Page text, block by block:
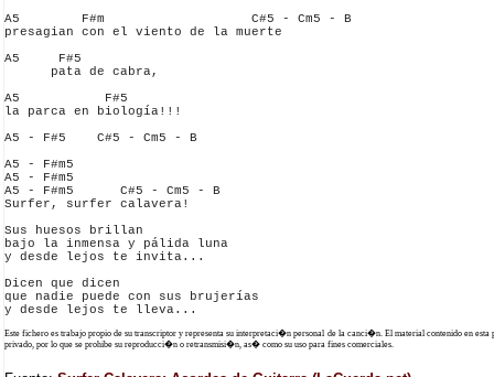
A5        F#m                   C#5 - Cm5 - B
presagian con el viento de la muerte
A5     F#5
      pata de cabra,
A5           F#5
la parca en biología!!!
A5 - F#5    C#5 - Cm5 - B
A5 - F#m5
A5 - F#m5
A5 - F#m5      C#5 - Cm5 - B
Surfer, surfer calavera!
Sus huesos brillan
bajo la inmensa y pálida luna
y desde lejos te invita...
Dicen que dicen
que nadie puede con sus brujerías
Este fichero es trabajo propio de su transcriptor y representa su interpretaci�n personal de la canci�n. El material contenido en esta
privado, por lo que se prohibe su reproducci�n o retransmisi�n, as� como su uso para fines comerciales.